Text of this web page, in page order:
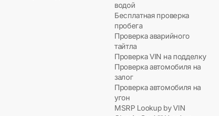
водой
Бесплатная проверка
пробега
Проверка аварийного
тайтла
Проверка VIN на подделку
Проверка автомобиля на
залог
Проверка автомобиля на
угон
MSRP Lookup by VIN